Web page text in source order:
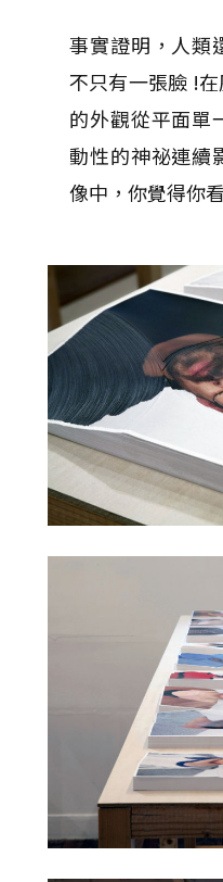
事實證明，人類
不只有一張臉 !
的外觀從平面單
動性的神祕連續
像中，你覺得你